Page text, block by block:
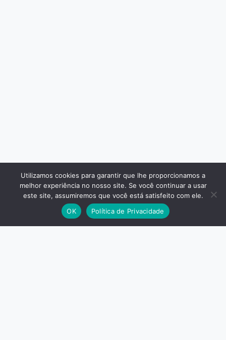
Utilizamos cookies para garantir que lhe proporcionamos a
melhor experiência no nosso site. Se você continuar a usar
este site, assumiremos que você está satisfeito com ele.
OK
Política de Privacidade